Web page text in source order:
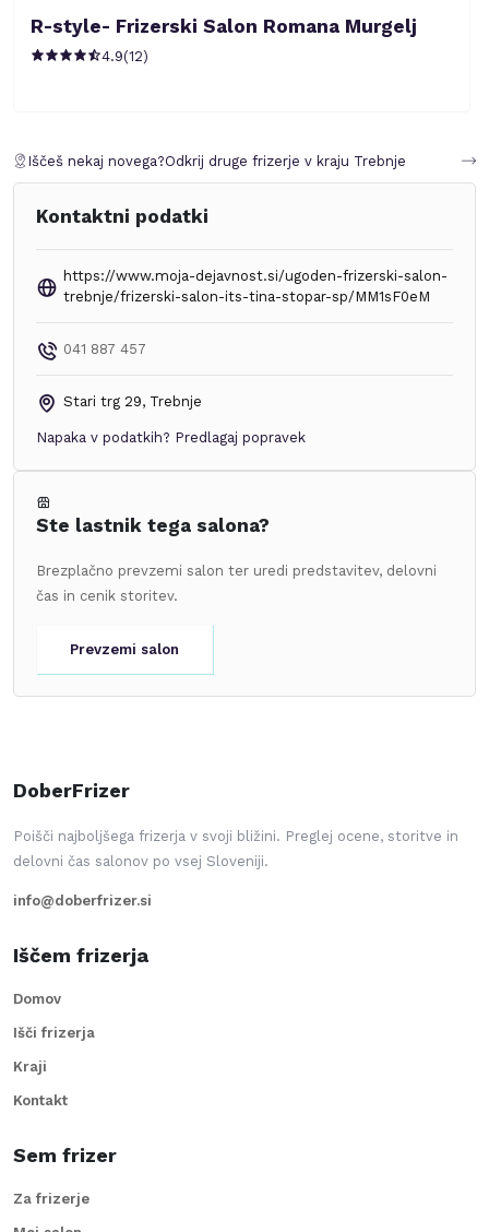
R-style- Frizerski Salon Romana Murgelj
4.9(12)
Iščeš nekaj novega?Odkrij druge frizerje v kraju Trebnje
Kontaktni podatki
https://www.moja-dejavnost.si/ugoden-frizerski-salon-
trebnje/frizerski-salon-its-tina-stopar-sp/MM1sF0eM
041 887 457
Stari trg 29, Trebnje
Napaka v podatkih? Predlagaj popravek
Ste lastnik tega salona?
Brezplačno prevzemi salon ter uredi predstavitev, delovni
čas in cenik storitev.
Prevzemi salon
DoberFrizer
Poišči najboljšega frizerja v svoji bližini. Preglej ocene, storitve in
delovni čas salonov po vsej Sloveniji.
info@doberfrizer.si
Iščem frizerja
Domov
Išči frizerja
Kraji
Kontakt
Sem frizer
Za frizerje